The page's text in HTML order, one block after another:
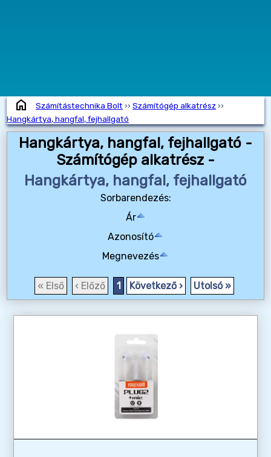
home Számítástechnika Bolt ››Számítógép alkatrész››
Hangkártya, hangfal, fejhallgató
Hangkártya, hangfal, fejhallgató -
Számítógép alkatrész -
Hangkártya, hangfal, fejhallgató
Sorbarendezés:
Ár
Azonosító
Megnevezés
« Első ‹ Előző 1 Következő › Utolsó »